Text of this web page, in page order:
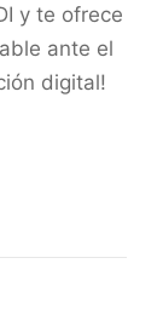
y te ofrece
ante el
digital!